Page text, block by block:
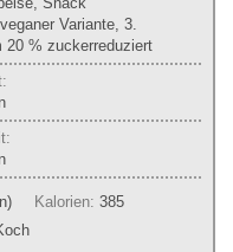
Snack
Variante, 3.
20 % zuckerreduziert
Kalorien: 385